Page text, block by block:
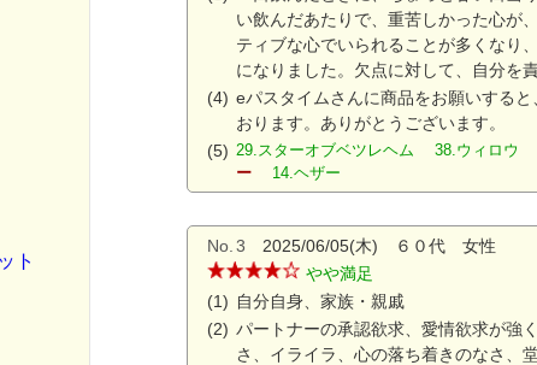
ト
い飲んだあたりで、重苦しかった心が
ティブな心でいられることが多くなり
になりました。欠点に対して、自分を
(4) eパスタイムさんに商品をお願いする
おります。ありがとうございます。
(5) 29.スターオブベツレヘム 38.ウィロ
ー
14.ヘザー
No. 3 2025/06/05(木) ６０代 女性
やや満足
(1) 自分自身、家族・親戚
(2) パートナーの承認欲求、愛情欲求が強
さ、イライラ、心の落ち着きのなさ、